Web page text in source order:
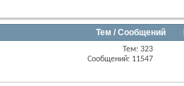
Тем / Сообщений
Тем: 323
Сообщений: 11547